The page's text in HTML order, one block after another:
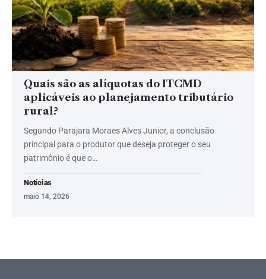
Quais são as alíquotas do ITCMD
aplicáveis ao planejamento tributário
rural?
Segundo Parajara Moraes Alves Junior, a conclusão
principal para o produtor que deseja proteger o seu
patrimônio é que o…
Notícias
maio 14, 2026